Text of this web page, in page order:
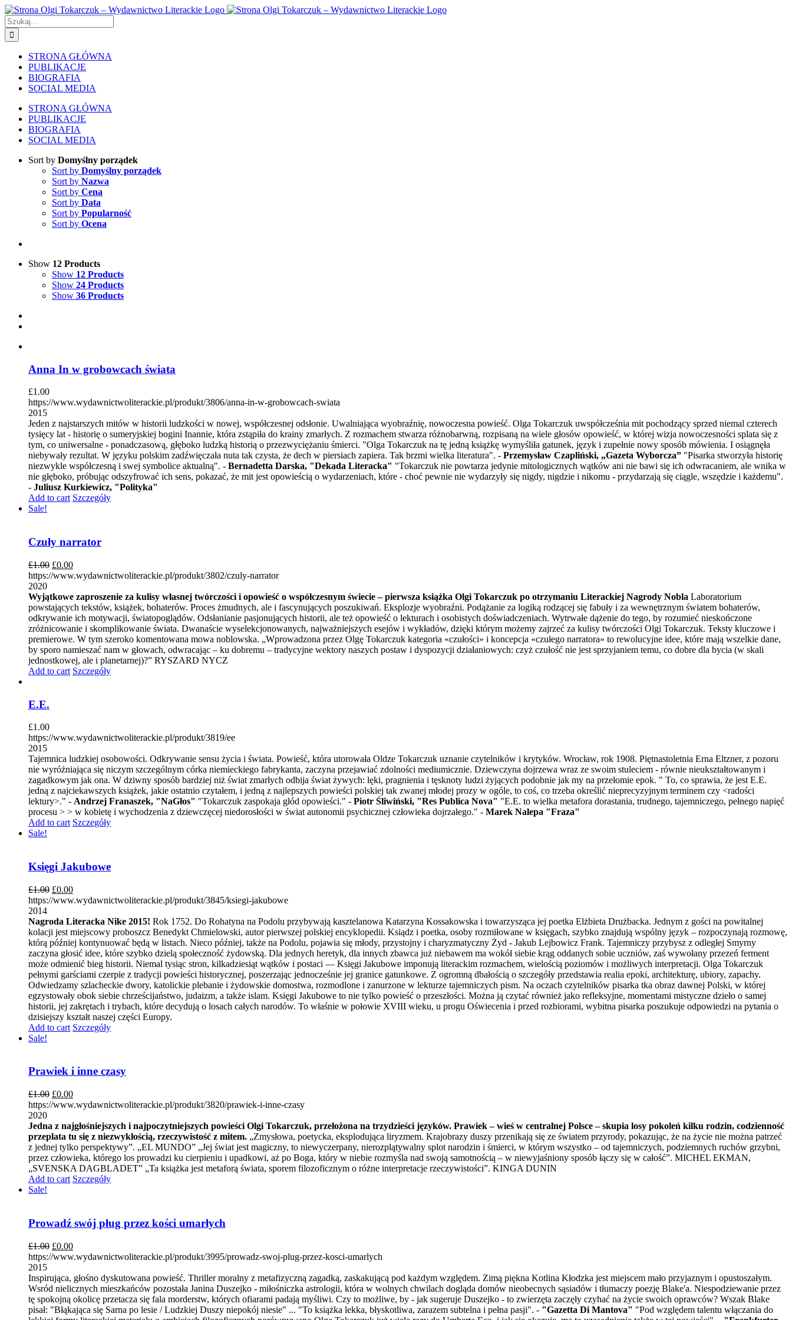
Skip
to
content
Szukaj
STRONA GŁÓWNA
PUBLIKACJE
BIOGRAFIA
SOCIAL MEDIA
STRONA GŁÓWNA
PUBLIKACJE
BIOGRAFIA
SOCIAL MEDIA
Sort by Domyślny porządek
Sort by Domyślny porządek
Sort by Nazwa
Sort by Cena
Sort by Data
Sort by Popularność
Sort by Ocena
Show 12 Products
Show 12 Products
Show 24 Products
Show 36 Products
Anna In w grobowcach świata
£1.00
https://www.wydawnictwoliterackie.pl/produkt/3806/anna-in-w-grobowcach-swiata
2015
Jeden z najstarszych mitów w historii ludzkości w nowej, współczesnej odsłonie. Uwalniająca wyobraźnię, nowoczesna powieść. Olga Tokarczuk uwspółcześnia mit pochodzący sprzed niemal czterech
tysięcy lat - historię o sumeryjskiej bogini Inannie, która zstąpiła do krainy zmarłych. Z rozmachem stwarza różnobarwną, rozpisaną na wiele głosów opowieść, w której wizja nowoczesności splata się z
tym, co uniwersalne - ponadczasową, głęboko ludzką historią o przezwyciężaniu śmierci. "Olga Tokarczuk na tę jedną książkę wymyśliła gatunek, język i zupełnie nowy sposób mówienia. I osiągnęła
niebywały rezultat. W języku polskim zadźwięczała nuta tak czysta, że dech w piersiach zapiera. Tak brzmi wielka literatura". - Przemysław Czapliński, „Gazeta Wyborcza” "Pisarka stworzyła historię
niezwykle współczesną i swej symbolice aktualną". - Bernadetta Darska, "Dekada Literacka" "Tokarczuk nie powtarza jedynie mitologicznych wątków ani nie bawi się ich odwracaniem, ale wnika w
nie głęboko, próbując odszyfrować ich sens, pokazać, że mit jest opowieścią o wydarzeniach, które - choć pewnie nie wydarzyły się nigdy, nigdzie i nikomu - przydarzają się ciągle, wszędzie i każdemu".
- Juliusz Kurkiewicz, "Polityka"
Add to cart Szczegóły
Sale!
Czuły narrator
£1.00 £0.00
https://www.wydawnictwoliterackie.pl/produkt/3802/czuly-narrator
2020
Wyjątkowe zaproszenie za kulisy własnej twórczości i opowieść o współczesnym świecie – pierwsza książka Olgi Tokarczuk po otrzymaniu Literackiej Nagrody Nobla Laboratorium
powstających tekstów, książek, bohaterów. Proces żmudnych, ale i fascynujących poszukiwań. Eksplozje wyobraźni. Podążanie za logiką rodzącej się fabuły i za wewnętrznym światem bohaterów,
odkrywanie ich motywacji, światopoglądów. Odsłanianie pasjonujących historii, ale też opowieść o lekturach i osobistych doświadczeniach. Wytrwałe dążenie do tego, by rozumieć nieskończone
zróżnicowanie i skomplikowanie świata. Dwanaście wyselekcjonowanych, najważniejszych esejów i wykładów, dzięki którym możemy zajrzeć za kulisy twórczości Olgi Tokarczuk. Teksty kluczowe i
premierowe. W tym szeroko komentowana mowa noblowska. „Wprowadzona przez Olgę Tokarczuk kategoria «czułości» i koncepcja «czułego narratora» to rewolucyjne idee, które mają wszelkie dane,
by sporo namieszać nam w głowach, odwracając – ku dobremu – tradycyjne wektory naszych postaw i dyspozycji działaniowych: czyż czułość nie jest sprzyjaniem temu, co dobre dla bycia (w skali
jednostkowej, ale i planetarnej)?” RYSZARD NYCZ
Add to cart Szczegóły
E.E.
£1.00
https://www.wydawnictwoliterackie.pl/produkt/3819/ee
2015
Tajemnica ludzkiej osobowości. Odkrywanie sensu życia i świata. Powieść, która utorowała Oldze Tokarczuk uznanie czytelników i krytyków. Wrocław, rok 1908. Piętnastoletnia Erna Eltzner, z pozoru
nie wyróżniająca się niczym szczególnym córka niemieckiego fabrykanta, zaczyna przejawiać zdolności mediumicznie. Dziewczyna dojrzewa wraz ze swoim stuleciem - równie nieukształtowanym i
zagadkowym jak ona. W dziwny sposób bardziej niż świat zmarłych odbija świat żywych: lęki, pragnienia i tęsknoty ludzi żyjących podobnie jak my na przełomie epok. " To, co sprawia, że jest E.E.
jedną z najciekawszych książek, jakie ostatnio czytałem, i jedną z najlepszych powieści polskiej tak zwanej młodej prozy w ogóle, to coś, co trzeba określić nieprecyzyjnym terminem czy <radości
lektury>." - Andrzej Franaszek, "NaGłos" "Tokarczuk zaspokaja głód opowieści." - Piotr Śliwiński, "Res Publica Nova" "E.E. to wielka metafora dorastania, trudnego, tajemniczego, pełnego napięć
procesu > > w kobietę i wychodzenia z dziewczęcej niedorosłości w świat autonomii psychicznej człowieka dojrzałego." - Marek Nalepa "Fraza"
Add to cart Szczegóły
Sale!
Księgi Jakubowe
£1.00 £0.00
https://www.wydawnictwoliterackie.pl/produkt/3845/ksiegi-jakubowe
2014
Nagroda Literacka Nike 2015! Rok 1752. Do Rohatyna na Podolu przybywają kasztelanowa Katarzyna Kossakowska i towarzysząca jej poetka Elżbieta Drużbacka. Jednym z gości na powitalnej
kolacji jest miejscowy proboszcz Benedykt Chmielowski, autor pierwszej polskiej encyklopedii. Ksiądz i poetka, osoby rozmiłowane w księgach, szybko znajdują wspólny język – rozpoczynają rozmowę,
którą później kontynuować będą w listach. Nieco później, także na Podolu, pojawia się młody, przystojny i charyzmatyczny Żyd - Jakub Lejbowicz Frank. Tajemniczy przybysz z odległej Smyrny
zaczyna głosić idee, które szybko dzielą społeczność żydowską. Dla jednych heretyk, dla innych zbawca już niebawem ma wokół siebie krąg oddanych sobie uczniów, zaś wywołany przezeń ferment
może odmienić bieg historii. Niemal tysiąc stron, kilkadziesiąt wątków i postaci — Księgi Jakubowe imponują literackim rozmachem, wielością poziomów i możliwych interpretacji. Olga Tokarczuk
pełnymi garściami czerpie z tradycji powieści historycznej, poszerzając jednocześnie jej granice gatunkowe. Z ogromną dbałością o szczegóły przedstawia realia epoki, architekturę, ubiory, zapachy.
Odwiedzamy szlacheckie dwory, katolickie plebanie i żydowskie domostwa, rozmodlone i zanurzone w lekturze tajemniczych pism. Na oczach czytelników pisarka tka obraz dawnej Polski, w której
egzystowały obok siebie chrześcijaństwo, judaizm, a także islam. Księgi Jakubowe to nie tylko powieść o przeszłości. Można ją czytać również jako refleksyjne, momentami mistyczne dzieło o samej
historii, jej zakrętach i trybach, które decydują o losach całych narodów. To właśnie w połowie XVIII wieku, u progu Oświecenia i przed rozbiorami, wybitna pisarka poszukuje odpowiedzi na pytania o
dzisiejszy kształt naszej części Europy.
Add to cart Szczegóły
Sale!
Prawiek i inne czasy
£1.00 £0.00
https://www.wydawnictwoliterackie.pl/produkt/3820/prawiek-i-inne-czasy
2020
Jedna z najgłośniejszych i najpoczytniejszych powieści Olgi Tokarczuk, przełożona na trzydzieści języków. Prawiek – wieś w centralnej Polsce – skupia losy pokoleń kilku rodzin, codzienność
przeplata tu się z niezwykłością, rzeczywistość z mitem. „Zmysłowa, poetycka, eksplodująca liryzmem. Krajobrazy duszy przenikają się ze światem przyrody, pokazując, że na życie nie można patrzeć
z jednej tylko perspektywy”. „EL MUNDO” „Jej świat jest magiczny, to niewyczerpany, nierozplątywalny splot narodzin i śmierci, w którym wszystko – od tajemniczych, podziemnych ruchów grzybni,
przez człowieka, którego los prowadzi ku cierpieniu i upadkowi, aż po Boga, który w niebie rozmyśla nad swoją samotnością – w niewyjaśniony sposób łączy się w całość”. MICHEL EKMAN,
„SVENSKA DAGBLADET” „Ta książka jest metaforą świata, sporem filozoficznym o różne interpretacje rzeczywistości”. KINGA DUNIN
Add to cart Szczegóły
Sale!
Prowadź swój pług przez kości umarłych
£1.00 £0.00
https://www.wydawnictwoliterackie.pl/produkt/3995/prowadz-swoj-plug-przez-kosci-umarlych
2015
Inspirująca, głośno dyskutowana powieść. Thriller moralny z metafizyczną zagadką, zaskakującą pod każdym względem. Zimą piękna Kotlina Kłodzka jest miejscem mało przyjaznym i opustoszałym.
Wsród nielicznych mieszkańców pozostała Janina Duszejko - miłośniczka astrologii, która w wolnych chwilach dogląda domów nieobecnych sąsiadów i tłumaczy poezję Blake'a. Niespodziewanie przez
tę spokojną okolicę przetacza się fala morderstw, których ofiarami padają myśliwi. Czy to możliwe, by - jak sugeruje Duszejko - to zwierzęta zaczęły czyhać na życie swoich oprawców? Wszak Blake
pisał: "Błąkająca się Sarna po lesie / Ludzkiej Duszy niepokój niesie" ... "To książka lekka, błyskotliwa, zarazem subtelna i pełna pasji". - "Gazetta Di Mantova" "Pod względem talentu włączania do